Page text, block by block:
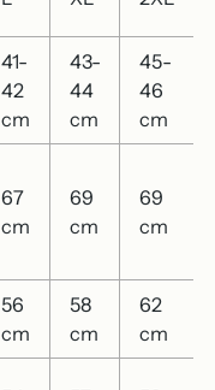
41-
42
cm
43-
44
cm
45-
46
cm
67
cm
69
cm
69
cm
56
cm
58
cm
62
cm